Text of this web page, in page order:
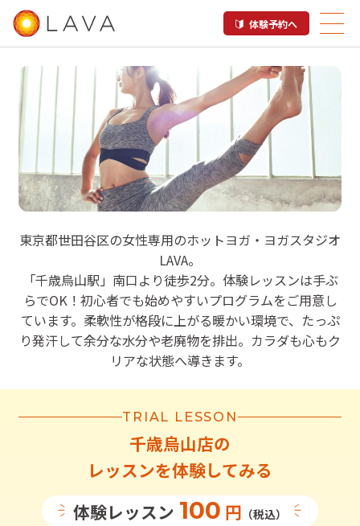
体験予約へ
LAVA 千歳烏山店
ホットヨガスタジオ
東京都世田谷区の女性専用のホットヨガ・ヨガスタジオ
LAVA。
「千歳烏山駅」南口より徒歩2分。体験レッスンは手ぶ
らでOK！初心者でも始めやすいプログラムをご用意し
ています。柔軟性が格段に上がる暖かい環境で、たっぷ
り発汗して余分な水分や老廃物を排出。カラダも心もク
リアな状態へ導きます。
TRIAL LESSON
千歳烏山店の
レッスンを体験してみる
体験レッスン 100 円 （税込）